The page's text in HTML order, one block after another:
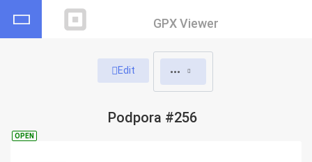
GPX Viewer
Edit
Podpora #256
OPEN